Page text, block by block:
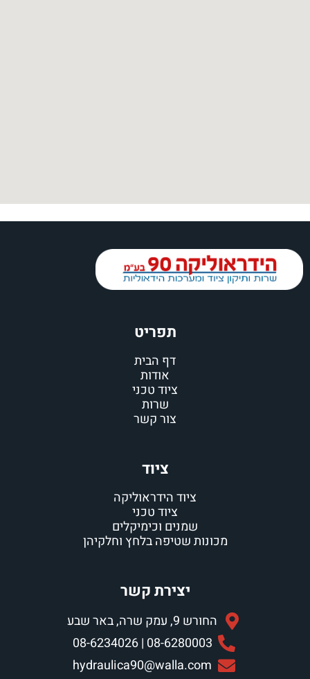
תפריט
דף הבית
אודות
ציוד טכני
שרות
צור קשר
ציוד
ציוד הידראוליקה
ציוד טכני
שמנים וכימיקלים
מכונות שטיפה בלחץ וחלקיהן
יצירת קשר
החורש 9, עמק שרה, באר שבע
08-6280003 | 08-6234026
hydraulica90@walla.com